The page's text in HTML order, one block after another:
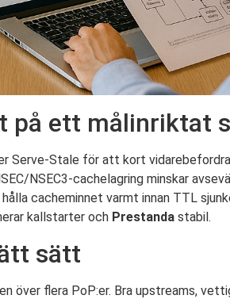
på ett målinriktat
Serve-Stale för att kort
NSEC3-cachelagring minskar
cacheminnet varmt innan TTL
kallstarter och Prestanda stabil.
sätt
över flera PoP:er. Bra upstreams,